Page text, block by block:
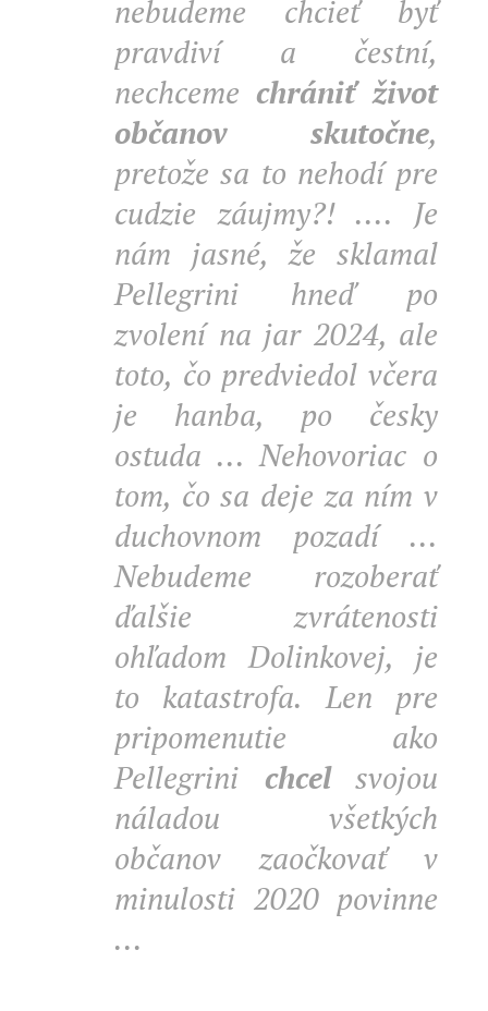
nebudeme chcieť byť
pravdiví a čestní,
nechceme chrániť život
občanov skutočne,
pretože sa to nehodí pre
cudzie záujmy?! .... Je
nám jasné, že sklamal
Pellegrini hneď po
zvolení na jar 2024, ale
toto, čo predviedol včera
je hanba, po česky
ostuda ... Nehovoriac o
tom, čo sa deje za ním v
duchovnom pozadí ...
Nebudeme rozoberať
ďalšie zvrátenosti
ohľadom Dolinkovej, je
to katastrofa. Len pre
pripomenutie ako
Pellegrini chcelsvojou
náladou všetkých
občanov zaočkovať v
minulosti 2020 povinne
...